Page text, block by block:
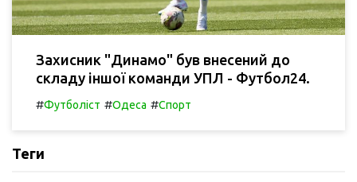
Захисник "Динамо" був внесений до
складу іншої команди УПЛ - Футбол24.
#Футболіст #Одеса #Спорт
Теги